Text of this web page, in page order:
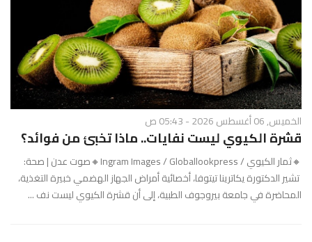
الخميس, 06 أغسطس 2026 - 05:43 ص
قشرة الكيوي ليست نفايات.. ماذا تخبئ من فوائد؟
🔸ثمار الكيوي / Ingram Images / Globallookpress🔸صوت عدن | صحة:
تشير الدكتورة يكاترينا تيتوفا، أخصائية أمراض الجهاز الهضمي خبيرة التغذية،
المحاضرة في جامعة بيروجوف الطبية، إلى أن قشرة الكيوي ليست نف ...